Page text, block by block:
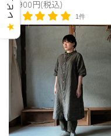
20,900円(税込)
1件
★